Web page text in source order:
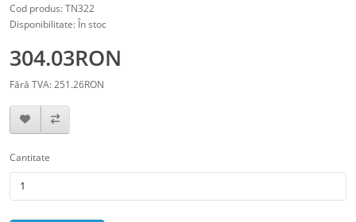
Cod produs: TN322
Disponibilitate: În stoc
304.03RON
Fără TVA: 251.26RON
Cantitate